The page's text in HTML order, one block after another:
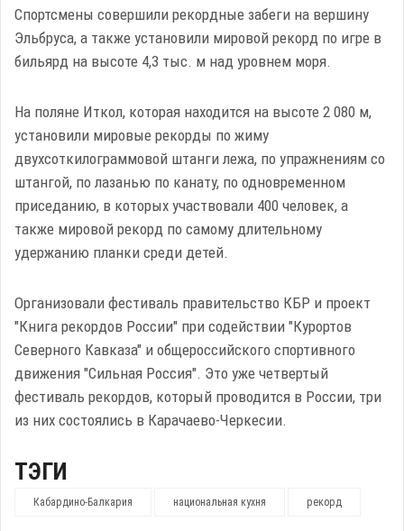
Спортсмены совершили рекордные забеги на вершину
Эльбруса, а также установили мировой рекорд по игре в
бильярд на высоте 4,3 тыс. м над уровнем моря.
На поляне Иткол, которая находится на высоте 2 080 м,
установили мировые рекорды по жиму
двухсоткилограммовой штанги лежа, по упражнениям со
штангой, по лазанью по канату, по одновременном
приседанию, в которых участвовали 400 человек, а
также мировой рекорд по самому длительному
удержанию планки среди детей.
Организовали фестиваль правительство КБР и проект
"Книга рекордов России" при содействии "Курортов
Северного Кавказа" и общероссийского спортивного
движения "Сильная Россия". Это уже четвертый
фестиваль рекордов, который проводится в России, три
из них состоялись в Карачаево-Черкесии.
ТЭГИ
Кабардино-Балкария национальная кухня рекорд